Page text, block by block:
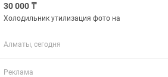
30 000 ₸
Холодильник утилизация фото на
Алматы, сегодня
Реклама